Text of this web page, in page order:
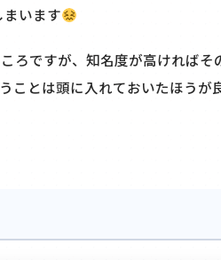
まいます
ろですが、知名度が高ければそ
ことは頭に入れておいたほうが